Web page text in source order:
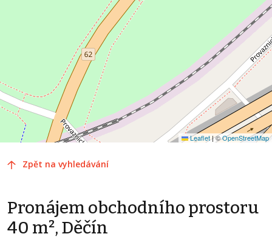
Leaflet|©OpenStreetMap
Zpět na vyhledávání
Pronájem obchodního prostoru
40 m², Děčín